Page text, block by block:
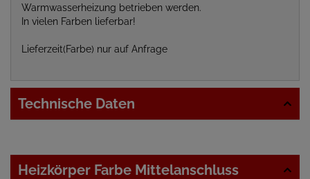
Warmwasserheizung betrieben werden.
In vielen Farben lieferbar!
Lieferzeit(Farbe) nur auf Anfrage
Technische Daten
Heizkörper Farbe Mittelanschluss